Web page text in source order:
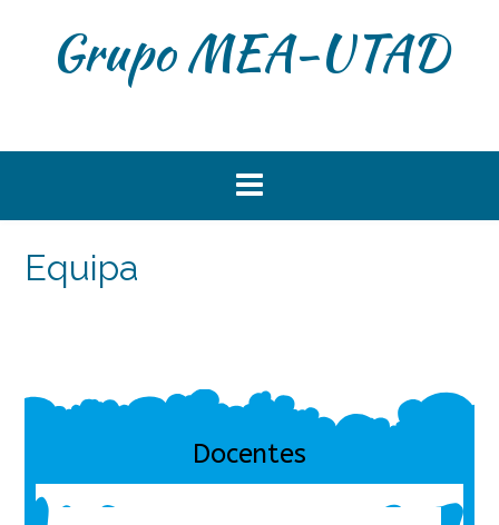
Grupo MEA-UTAD
Equipa
Docentes